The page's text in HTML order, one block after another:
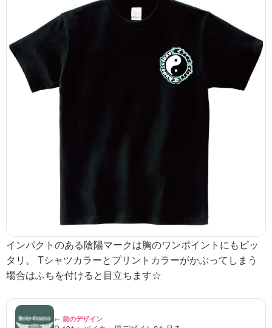
インパクトのある陰陽マークは胸のワンポイントにもピッ
タリ。 Tシャツカラーとプリントカラーがかぶってしまう
場合はふちを付けると目立ちます☆
← 前のデザイン